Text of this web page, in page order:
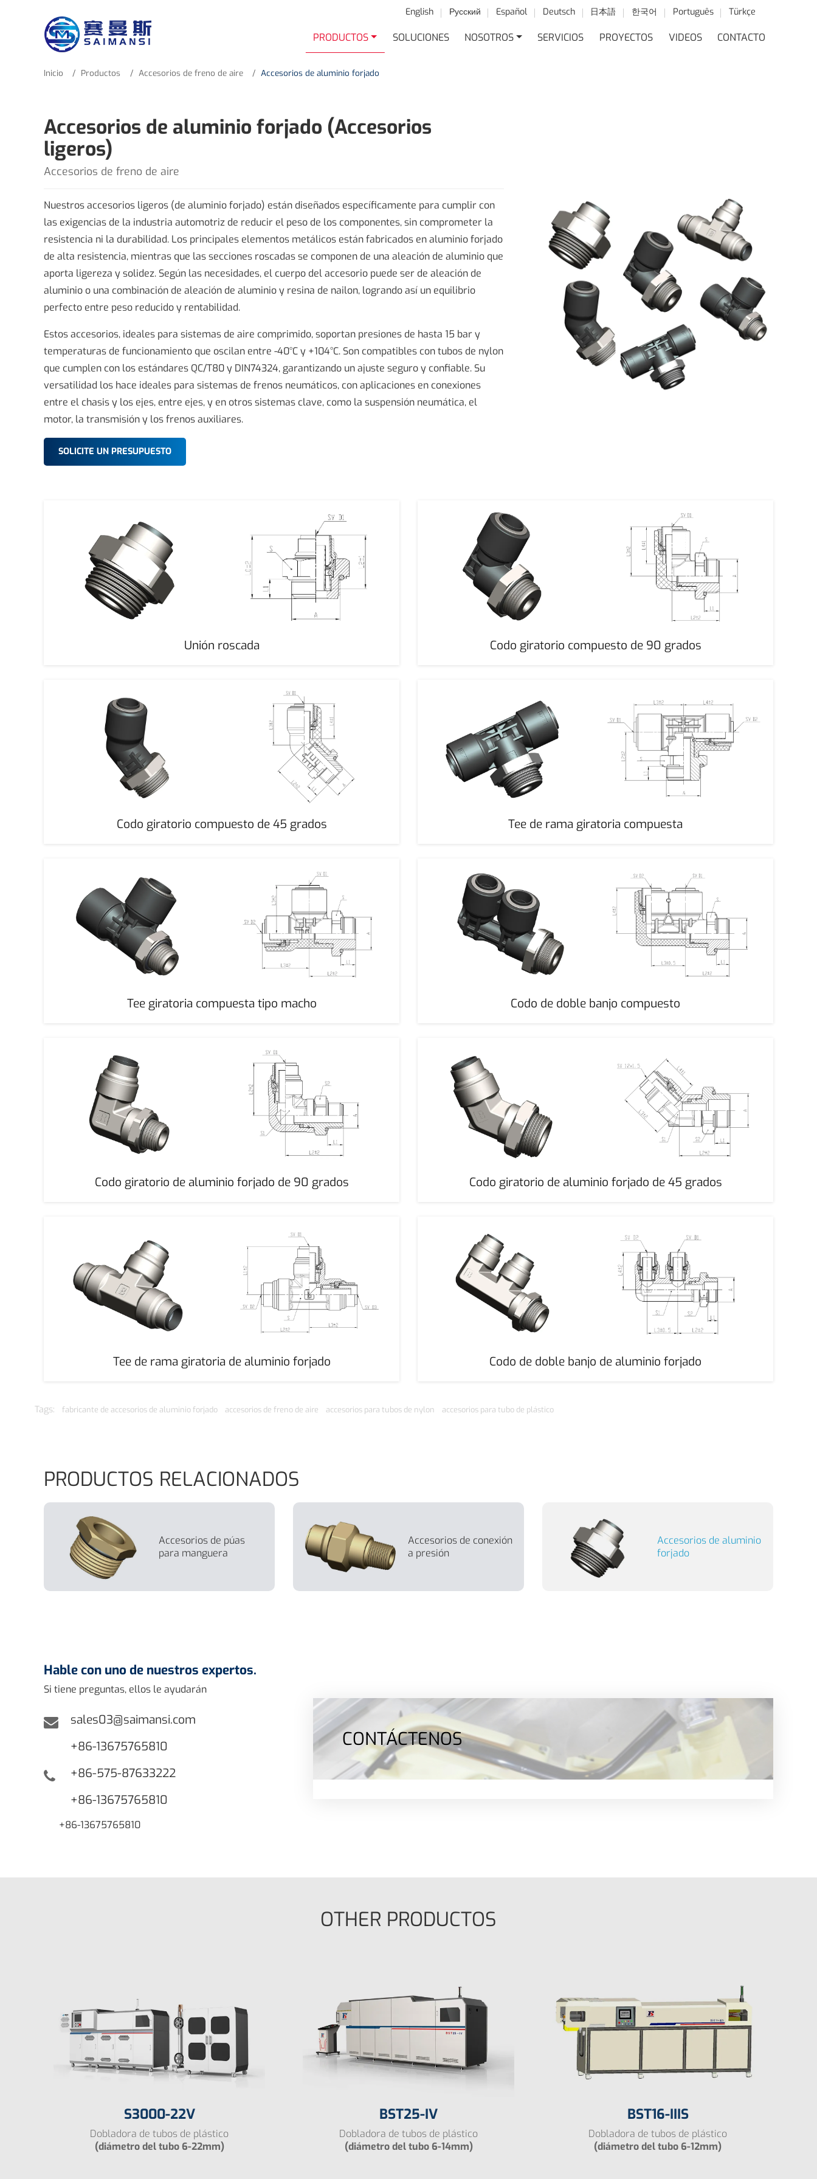
English Русский Español Deutsch 日本語 한국어 Português Türkçe
PRODUCTOS SOLUCIONES NOSOTROS SERVICIOS PROYECTOS VIDEOS CONTACTO
Inicio Productos Accesorios de freno de aire Accesorios de aluminio forjado
Accesorios de aluminio forjado (Accesorios
ligeros)
Accesorios de freno de aire
Nuestros accesorios ligeros (de aluminio forjado) están diseñados específicamente para cumplir con
las exigencias de la industria automotriz de reducir el peso de los componentes, sin comprometer la
resistencia ni la durabilidad. Los principales elementos metálicos están fabricados en aluminio forjado
de alta resistencia, mientras que las secciones roscadas se componen de una aleación de aluminio que
aporta ligereza y solidez. Según las necesidades, el cuerpo del accesorio puede ser de aleación de
aluminio o una combinación de aleación de aluminio y resina de nailon, logrando así un equilibrio
perfecto entre peso reducido y rentabilidad.
Estos accesorios, ideales para sistemas de aire comprimido, soportan presiones de hasta 15 bar y
temperaturas de funcionamiento que oscilan entre -40°C y +104°C. Son compatibles con tubos de nylon
que cumplen con los estándares QC/T80 y DIN74324, garantizando un ajuste seguro y confiable. Su
versatilidad los hace ideales para sistemas de frenos neumáticos, con aplicaciones en conexiones
entre el chasis y los ejes, entre ejes, y en otros sistemas clave, como la suspensión neumática, el
motor, la transmisión y los frenos auxiliares.
SOLICITE UN PRESUPUESTO
Unión roscada Codo giratorio compuesto de 90 grados
Codo giratorio compuesto de 45 grados Tee de rama giratoria compuesta
Tee giratoria compuesta tipo macho Codo de doble banjo compuesto
Codo giratorio de aluminio forjado de 90 grados Codo giratorio de aluminio forjado de 45 grados
Tee de rama giratoria de aluminio forjado Codo de doble banjo de aluminio forjado
Tags: fabricante de accesorios de aluminio forjado accesorios de freno de aire accesorios para tubos de nylon accesorios para tubo de plástico
PRODUCTOS RELACIONADOS
Accesorios de púas
para manguera
Accesorios de conexión
a presión
Accesorios de aluminio
forjado
Hable con uno de nuestros expertos.
Si tiene preguntas, ellos le ayudarán
sales03@saimansi.com
+86-13675765810
+86-575-87633222
+86-13675765810
+86-13675765810
CONTÁCTENOS
OTHER PRODUCTOS
S3000-22V
Dobladora de tubos de plástico
(diámetro del tubo 6-22mm)
BST25-IV
Dobladora de tubos de plástico
(diámetro del tubo 6-14mm)
BST16-IIIS
Dobladora de tubos de plástico
(diámetro del tubo 6-12mm)